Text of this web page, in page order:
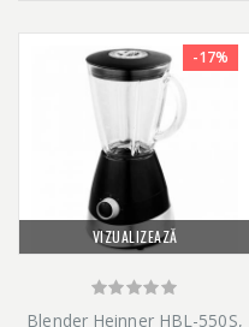
VIZUALIZEAZĂ
-17%
Blender Heinner HBL-550S,